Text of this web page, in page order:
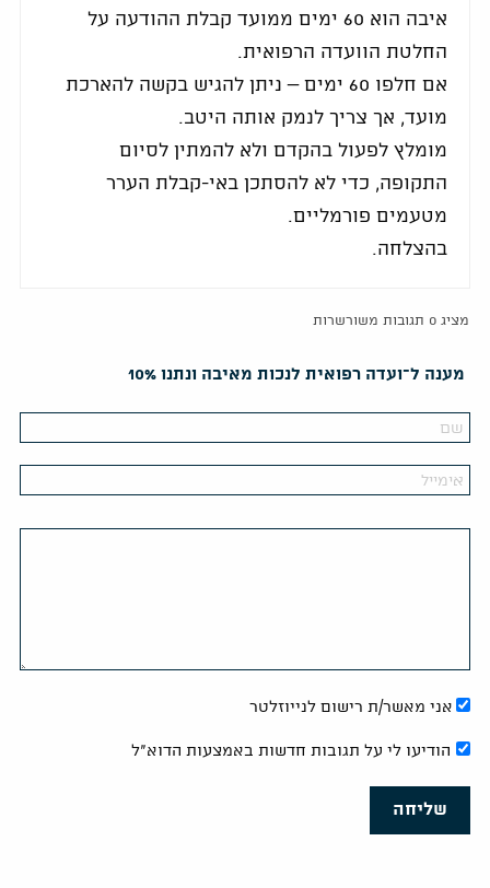
איבה הוא 60 ימים ממועד קבלת ההודעה על
החלטת הוועדה הרפואית.
אם חלפו 60 ימים – ניתן להגיש בקשה להארכת
מועד, אך צריך לנמק אותה היטב.
מומלץ לפעול בהקדם ולא להמתין לסיום
התקופה, כדי לא להסתכן באי-קבלת הערר
מטעמים פורמליים.
בהצלחה.
מציג 0 תגובות משורשרות
מענה ל־ועדה רפואית לנכות מאיבה ונתנו 10%
אני מאשר/ת רישום לנייוזלטר
הודיעו לי על תגובות חדשות באמצעות הדוא"ל
שליחה